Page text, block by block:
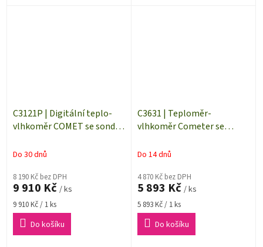
C3121P | Digitální teplo-
vlhkoměr COMET se sondou
sonda 1 metr
Do 30 dnů
8 190 Kč bez DPH
9 910 Kč / ks
Měrná
cena:
9 910 Kč / 1 ks
Do košíku
C3631 | Teploměr-
vlhkoměr Cometer se
Ni1000
Do 14 dnů
4 870 Kč bez DPH
5 893 Kč / ks
Měrná
cena:
5 893 Kč / 1 ks
Do košíku